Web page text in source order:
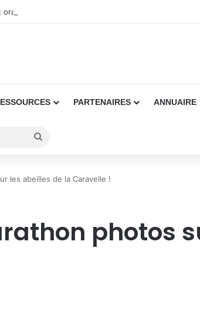
orages : la Martinique passe en vigilance jaune
PARTENAIRES ANNUAIRE
les abeilles de la Caravelle !
photos